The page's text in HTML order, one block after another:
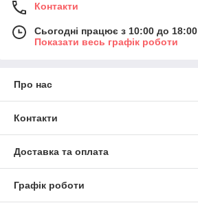
Контакти
Сьогодні працює з 10:00 до 18:00
Показати весь графік роботи
Про нас
Контакти
Доставка та оплата
Графік роботи